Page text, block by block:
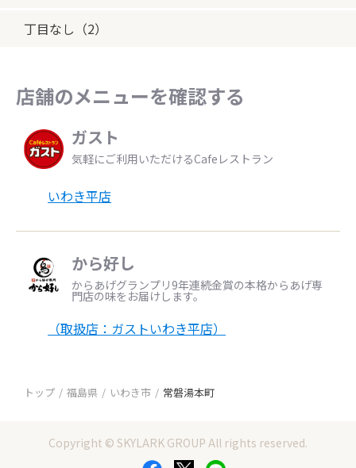
丁目なし（2）
店舗のメニューを確認する
ガスト
気軽にご利用いただけるCafeレストラン
いわき平店
から好し
からあげグランプリ9年連続金賞の本格からあげ専
門店の味をお届けします。
（取扱店：ガストいわき平店）
トップ 福島県 いわき市 常磐湯本町
Copyright © SKYLARK GROUP All rights reserved.